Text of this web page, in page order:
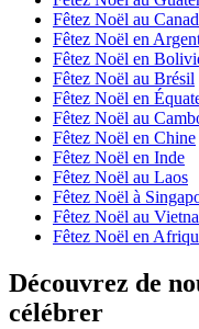
Fêtez Noël au
Fêtez Noël en
Fêtez Noël en
Fêtez Noël au Brésil
Fêtez Noël en
Fêtez Noël au
Fêtez Noël en Chine
Fêtez Noël en Inde
Fêtez Noël au Laos
Fêtez Noël à
Fêtez Noël au
Fêtez Noël en
Découvrez de
célébrer